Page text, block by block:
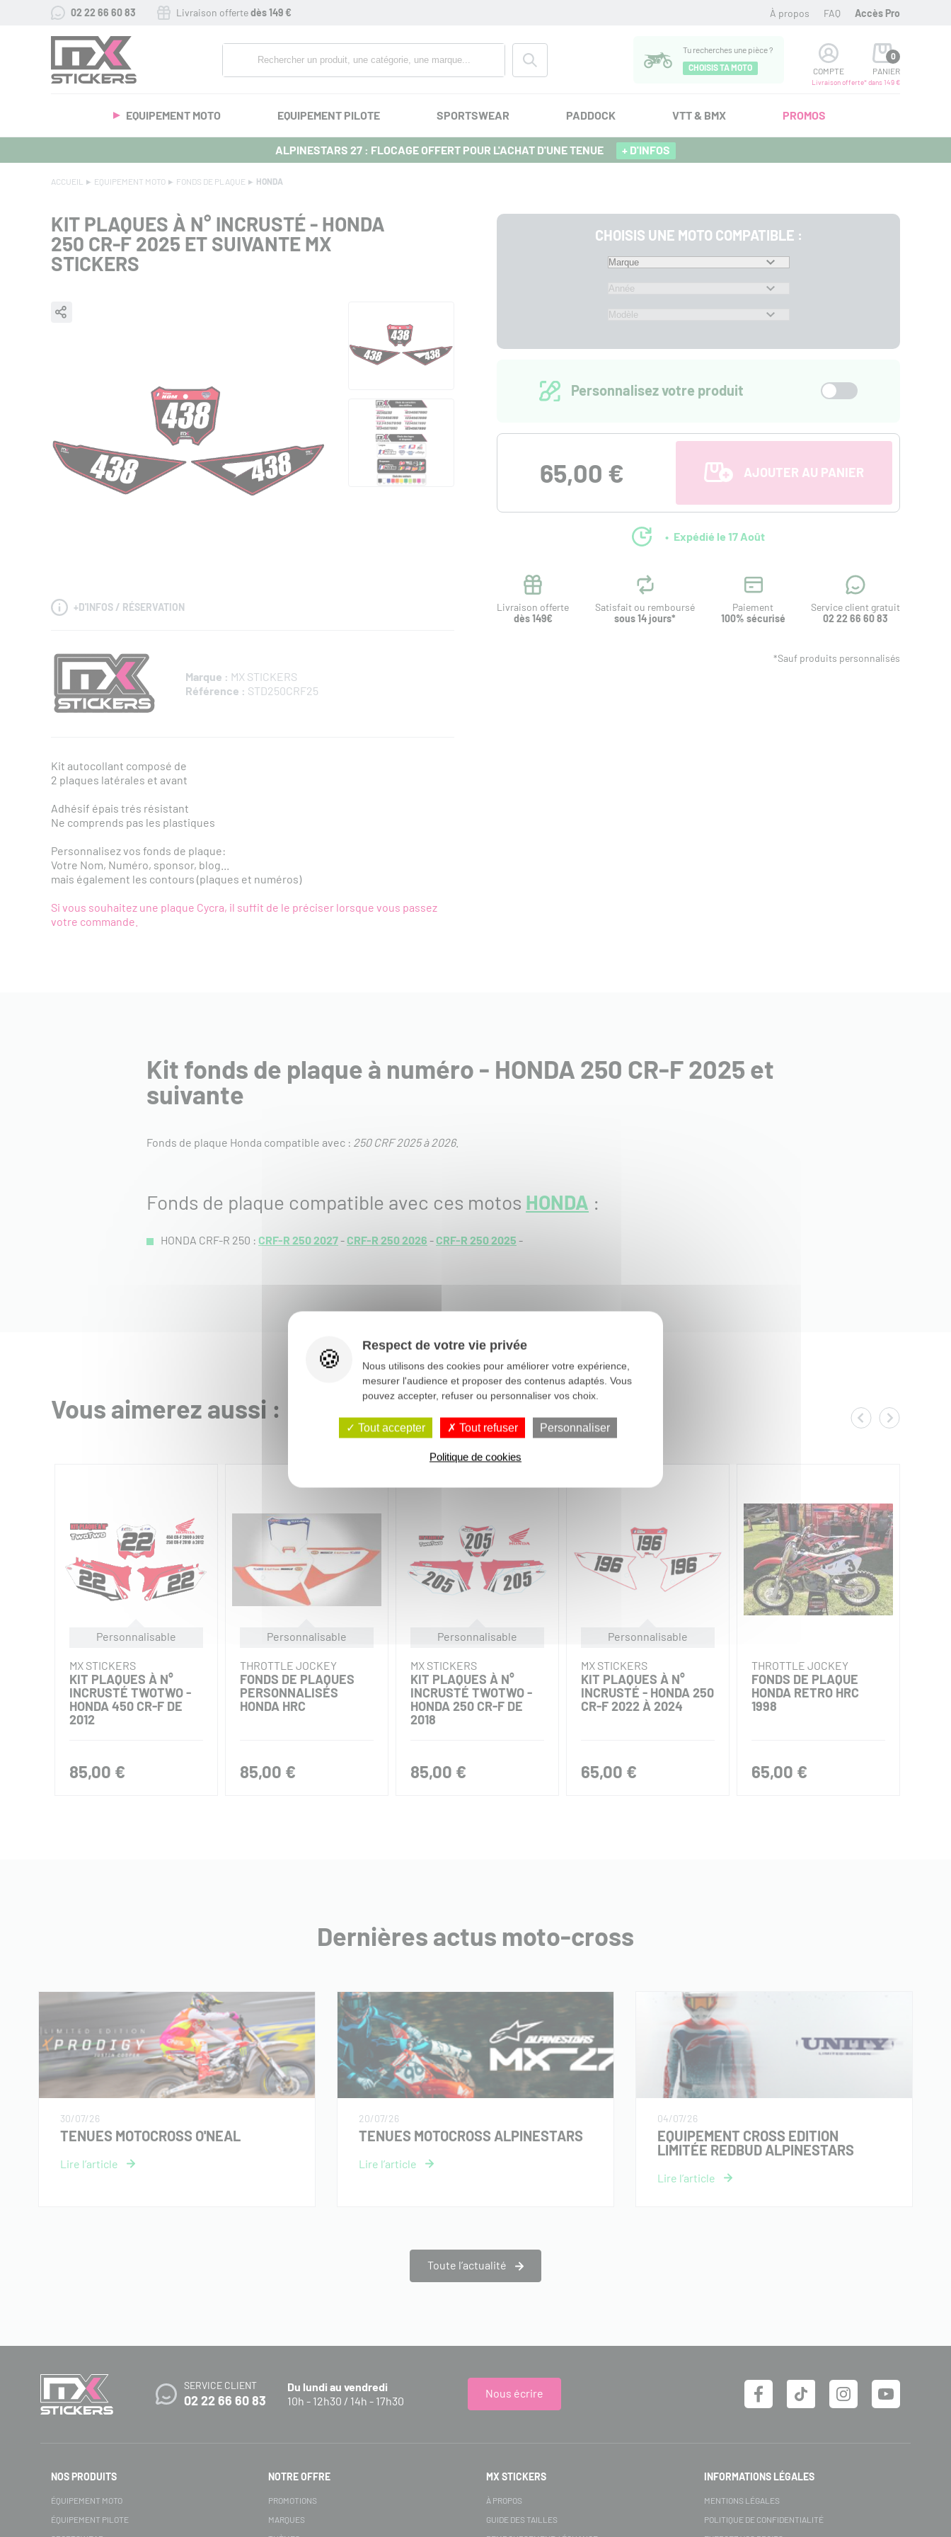
02 22 66 60 83 Livraison offertedès 149 € À propos FAQ Accès Pro
Tu recherches une pièce ?
CHOISIS TA MOTO
COMPTE
0
PANIER
Livraison offerte* dans 149 €
EQUIPEMENT MOTO EQUIPEMENT PILOTE SPORTSWEAR PADDOCK VTT & BMX PROMOS
ALPINESTARS 27 : FLOCAGE OFFERT POUR L'ACHAT D'UNE TENUE + D'INFOS
ACCUEIL EQUIPEMENT MOTO FONDS DE PLAQUE HONDA
KIT PLAQUES À N° INCRUSTÉ - HONDA
250 CR-F 2025 ET SUIVANTE MX
STICKERS
+D'INFOS / RÉSERVATION
Marque : MX STICKERS
Référence : STD250CRF25
Kit autocollant composé de
2 plaques latérales et avant
Adhésif épais trés résistant
Ne comprends pas les plastiques
Personnalisez vos fonds de plaque:
Votre Nom, Numéro, sponsor, blog...
mais également les contours (plaques et numéros)
Si vous souhaitez une plaque Cycra, il suffit de le préciser lorsque vous passez
votre commande.
CHOISIS UNE MOTO COMPATIBLE :
Personnalisez votre produit
65,00 € AJOUTER AU PANIER
Expédié le 17 Août
Livraison offerte
dès 149€
Satisfait ou remboursé
sous 14 jours*
Paiement
100% sécurisé
Service client gratuit
02 22 66 60 83
*Sauf produits personnalisés
Kit fonds de plaque à numéro - HONDA 250 CR-F 2025 et
suivante
Fonds de plaque Honda compatible avec : 250 CRF 2025 à 2026.
Fonds de plaque compatible avec ces motos HONDA :
HONDA CRF-R 250 : CRF-R 250 2027-CRF-R 250 2026 -CRF-R 250 2025 -
Vous aimerez aussi :
Personnalisable
MX STICKERS
KIT PLAQUES À N°
INCRUSTÉ TWOTWO -
HONDA 450 CR-F DE
2012
85,00 €
Personnalisable
THROTTLE JOCKEY
FONDS DE PLAQUES
PERSONNALISÉS
HONDA HRC
85,00 €
Personnalisable
MX STICKERS
KIT PLAQUES À N°
INCRUSTÉ TWOTWO -
HONDA 250 CR-F DE
2018
85,00 €
Personnalisable
MX STICKERS
KIT PLAQUES À N°
INCRUSTÉ - HONDA 250
CR-F 2022 À 2024
65,00 €
THROTTLE JOCKEY
FONDS DE PLAQUE
HONDA RETRO HRC
1998
65,00 €
Dernières actus moto-cross
30/07/26
TENUES MOTOCROSS O'NEAL
20/07/26
TENUES MOTOCROSS ALPINESTARS
04/07/26
EQUIPEMENT CROSS EDITION
LIMITÉE REDBUD ALPINESTARS
Toute l’actualité
SERVICE CLIENT
02 22 66 60 83
Du lundi au vendredi
10h - 12h30 / 14h - 17h30
Nous écrire
NOS PRODUITS
ÉQUIPEMENT MOTO
ÉQUIPEMENT PILOTE
NOTRE OFFRE
PROMOTIONS
MARQUES
MX STICKERS
À PROPOS
GUIDE DES TAILLES
INFORMATIONS LÉGALES
MENTIONS LÉGALES
POLITIQUE DE CONFIDENTIALITÉ
Respect de votre vie privée
Nous utilisons des cookies pour améliorer votre expérience,
mesurer l'audience et proposer des contenus adaptés. Vous
pouvez accepter, refuser ou personnaliser vos choix.
Tout accepter Tout refuser Personnaliser
Politique de cookies